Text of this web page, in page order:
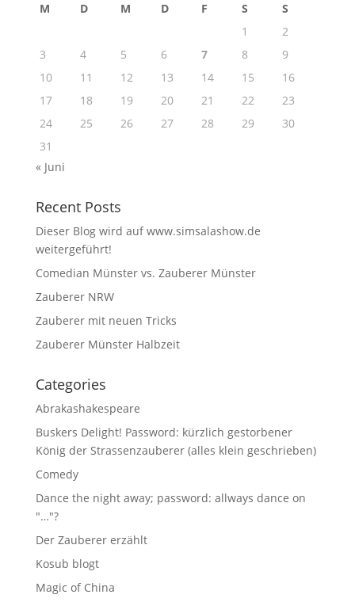
M D M D F S
S
1
2
3
4 5 6 7 8
9
10
11 12 13 14 15
16
17
18 19 20 21 22
23
24
25 26 27 28 29
30
31
« Juni
Recent Posts
Dieser Blog wird auf www.simsalashow.de
weitergeführt!
Comedian Münster vs. Zauberer Münster
Zauberer NRW
Zauberer mit neuen Tricks
Zauberer Münster Halbzeit
Categories
Abrakashakespeare
Buskers Delight! Password: kürzlich gestorbener
König der Strassenzauberer (alles klein geschrieben)
Comedy
Dance the night away; password: allways dance on
"…"?
Der Zauberer erzählt
Kosub blogt
Magic of China